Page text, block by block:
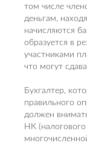
том числе
деньгам,
начисляются
образуется в
участниками
что могут
Бухгалтер,
правильного
должен
НК